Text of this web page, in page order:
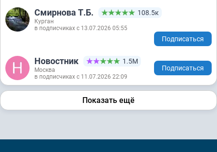
Смирнова Т.Б. 108.5к
Курган
в подписчиках с 13.07.2026 05:55
Подписаться
Новостник 1.5М
Москва
в подписчиках с 11.07.2026 22:09
Подписаться
Показать ещё